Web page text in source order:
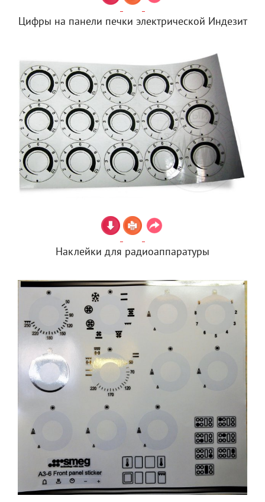
Цифры на панели печки электрической Индезит
Наклейки для радиоаппаратуры